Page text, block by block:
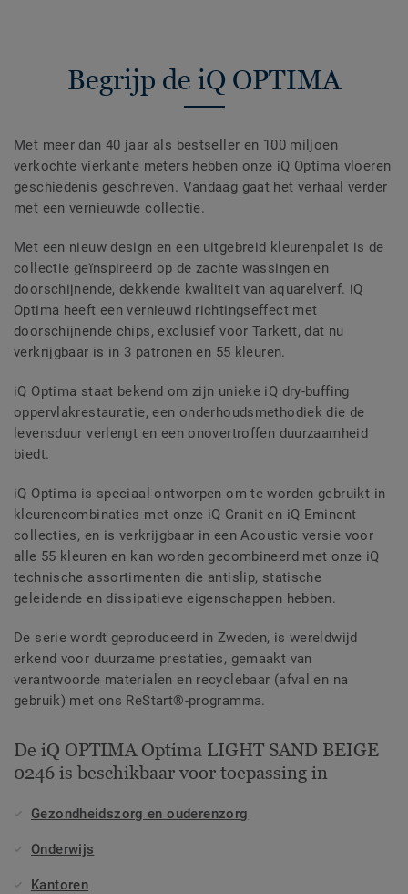
Begrijp de iQ OPTIMA
Met meer dan 40 jaar als bestseller en 100 miljoen
verkochte vierkante meters hebben onze iQ Optima vloeren
geschiedenis geschreven. Vandaag gaat het verhaal verder
met een vernieuwde collectie.
Met een nieuw design en een uitgebreid kleurenpalet is de
collectie geïnspireerd op de zachte wassingen en
doorschijnende, dekkende kwaliteit van aquarelverf. iQ
Optima heeft een vernieuwd richtingseffect met
doorschijnende chips, exclusief voor Tarkett, dat nu
verkrijgbaar is in 3 patronen en 55 kleuren.
iQ Optima staat bekend om zijn unieke iQ dry-buffing
oppervlakrestauratie, een onderhoudsmethodiek die de
levensduur verlengt en een onovertroffen duurzaamheid
biedt.
iQ Optima is speciaal ontworpen om te worden gebruikt in
kleurencombinaties met onze iQ Granit en iQ Eminent
collecties, en is verkrijgbaar in een Acoustic versie voor
alle 55 kleuren en kan worden gecombineerd met onze iQ
technische assortimenten die antislip, statische
geleidende en dissipatieve eigenschappen hebben.
De serie wordt geproduceerd in Zweden, is wereldwijd
erkend voor duurzame prestaties, gemaakt van
verantwoorde materialen en recyclebaar (afval en na
gebruik) met ons ReStart®-programma.
De iQ OPTIMA Optima LIGHT SAND BEIGE
0246 is beschikbaar voor toepassing in
Gezondheidszorg en ouderenzorg
Onderwijs
Kantoren